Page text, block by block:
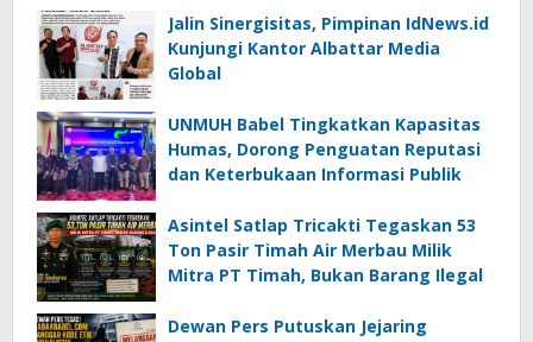
Jalin Sinergisitas, Pimpinan IdNews.id
Kunjungi Kantor Albattar Media
Global
UNMUH Babel Tingkatkan Kapasitas
Humas, Dorong Penguatan Reputasi
dan Keterbukaan Informasi Publik
Asintel Satlap Tricakti Tegaskan 53
Ton Pasir Timah Air Merbau Milik
Mitra PT Timah, Bukan Barang Ilegal
Dewan Pers Putuskan Jejaring